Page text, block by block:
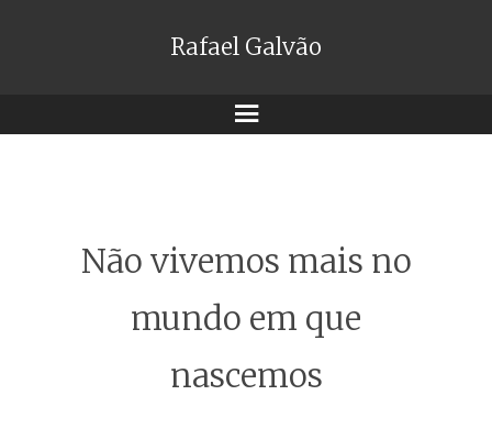
Rafael Galvão
Menu
Não vivemos mais no
mundo em que
nascemos